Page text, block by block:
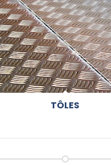
TÔLES